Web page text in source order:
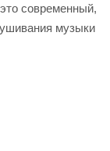
современный,
музыки